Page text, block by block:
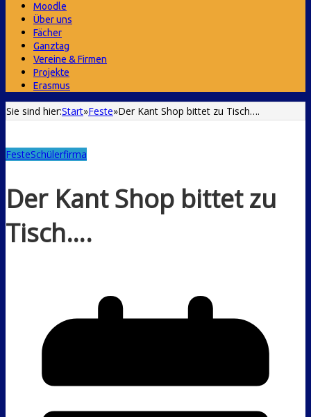
Moodle
Über uns
Fächer
Ganztag
Vereine & Firmen
Projekte
Erasmus
Sie sind hier:Start»Feste»Der Kant Shop bittet zu Tisch….
FesteSchülerfirma
Der Kant Shop bittet zu
Tisch….